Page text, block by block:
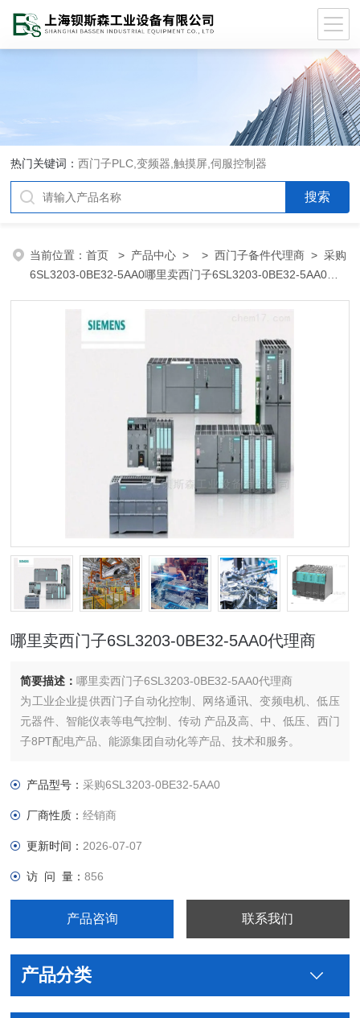
热门关键词：西门子PLC,变频器,触摸屏,伺服控制器
当前位置：首页 > 产品中心 > >西门子备件代理商 > 采购
6SL3203-0BE32-5AA0哪里卖西门子6SL3203-0BE32-5AA0代
哪里卖西门子6SL3203-0BE32-5AA0代理商
简要描述：哪里卖西门子6SL3203-0BE32-5AA0代理商
为工业企业提供西门子自动化控制、网络通讯、变频电机、低压
元器件、智能仪表等电气控制、传动 产品及高、中、低压、西门
子8PT配电产品、能源集团自动化等产品、技术和服务。
西门子自动化控制、网络通讯、变频电机、低压元器件、智能仪
产品型号： 采购6SL3203-0BE32-5AA0
厂商性质：经销商
更新时间： 2026-07-07
访 问 量：856
产品咨询 联系我们
产品分类